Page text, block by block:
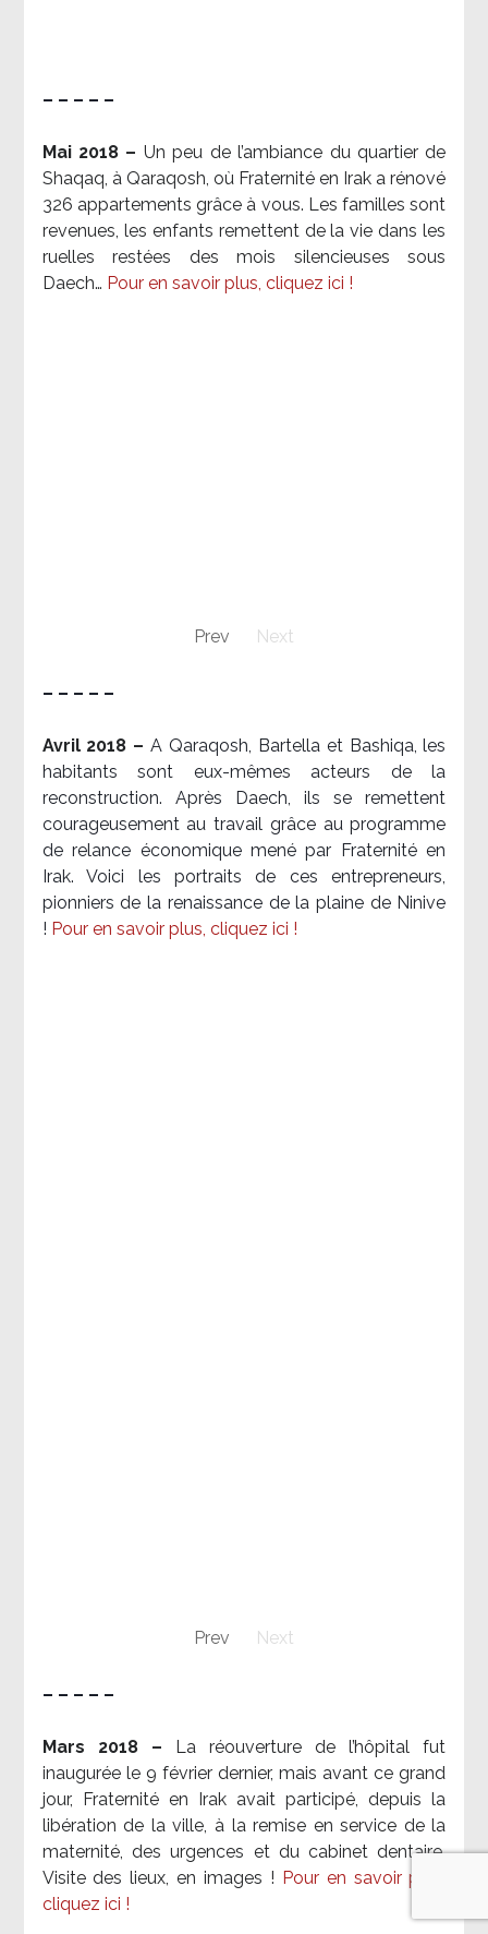
– – – – –
Mai 2018 – Un peu de l’ambiance du quartier de
Shaqaq, à Qaraqosh, où Fraternité en Irak a rénové
326 appartements grâce à vous. Les familles sont
revenues, les enfants remettent de la vie dans les
ruelles restées des mois silencieuses sous
Daech… Pour en savoir plus, cliquez ici !
Prev Next
– – – – –
Avril 2018 –A Qaraqosh, Bartella et Bashiqa, les
habitants sont eux-mêmes acteurs de la
reconstruction. Après Daech, ils se remettent
courageusement au travail grâce au programme
de relance économique mené par Fraternité en
Irak. Voici les portraits de ces entrepreneurs,
pionniers de la renaissance de la plaine de Ninive
! Pour en savoir plus, cliquez ici !
Prev Next
– – – – –
Mars 2018 –
La réouverture de l’hôpital fut
inaugurée le 9 février dernier, mais avant ce grand
jour, Fraternité en Irak avait participé, depuis la
libération de la ville, à la remise en service de la
maternité, des urgences et du cabinet dentaire.
Visite des lieux, en images ! Pour en savoir plus,
cliquez ici !